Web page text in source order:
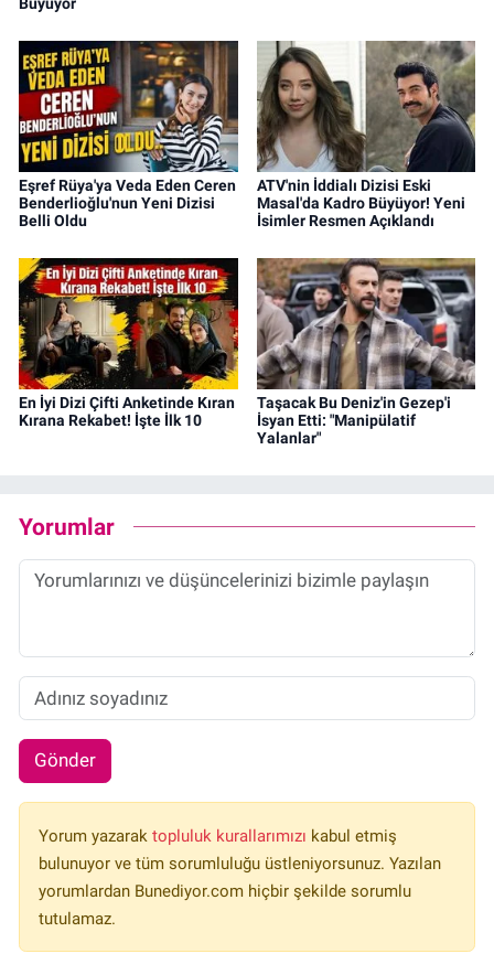
Büyüyor
Eşref Rüya'ya Veda Eden Ceren
Benderlioğlu'nun Yeni Dizisi
Belli Oldu
ATV'nin İddialı Dizisi Eski
Masal'da Kadro Büyüyor! Yeni
İsimler Resmen Açıklandı
En İyi Dizi Çifti Anketinde Kıran
Kırana Rekabet! İşte İlk 10
Taşacak Bu Deniz'in Gezep'i
İsyan Etti: "Manipülatif
Yalanlar"
Yorumlar
Gönder
Yorum yazarak topluluk kurallarımızı kabul etmiş
bulunuyor ve tüm sorumluluğu üstleniyorsunuz. Yazılan
yorumlardan Bunediyor.com hiçbir şekilde sorumlu
tutulamaz.